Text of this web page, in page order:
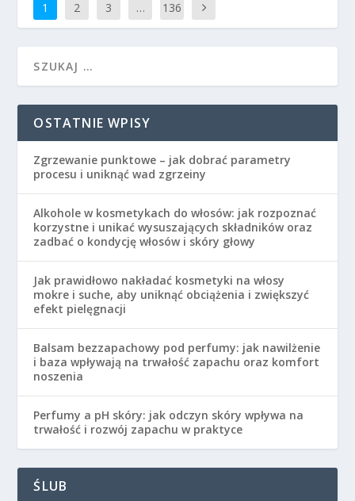
1 2 3 … 136
OSTATNIE WPISY
Zgrzewanie punktowe – jak dobrać parametry
procesu i uniknąć wad zgrzeiny
Alkohole w kosmetykach do włosów: jak rozpoznać
korzystne i unikać wysuszających składników oraz
zadbać o kondycję włosów i skóry głowy
Jak prawidłowo nakładać kosmetyki na włosy
mokre i suche, aby uniknąć obciążenia i zwiększyć
efekt pielęgnacji
Balsam bezzapachowy pod perfumy: jak nawilżenie
i baza wpływają na trwałość zapachu oraz komfort
noszenia
Perfumy a pH skóry: jak odczyn skóry wpływa na
trwałość i rozwój zapachu w praktyce
ŚLUB